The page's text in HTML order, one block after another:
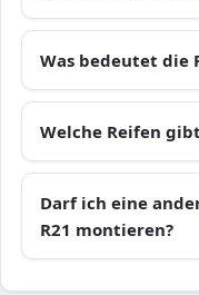
Was bedeutet die
Welche Reifen
Darf ich eine
R21 montieren?